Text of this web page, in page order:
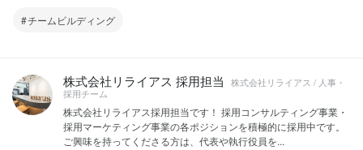
チームビルディング
株式会社リライアス 採用担当
株式会社リライアス / 人事・
採用チーム
株式会社リライアス採用担当です！ 採用コンサルティング事業・
採用マーケティング事業の各ポジションを積極的に採用中です。
ご興味を持ってくださる方は、代表や執行役員を...